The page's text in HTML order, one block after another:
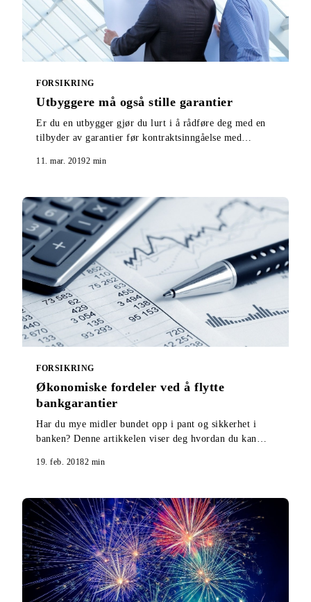
FORSIKRING
Utbyggere må også stille garantier
Er du en utbygger gjør du lurt i å rådføre deg med en
tilbyder av garantier før kontraktsinngåelse med
11. mar. 20192 min
FORSIKRING
Økonomiske fordeler ved å flytte
bankgarantier
Har du mye midler bundet opp i pant og sikkerhet i
banken? Denne artikkelen viser deg hvordan du kan
19. feb. 20182 min